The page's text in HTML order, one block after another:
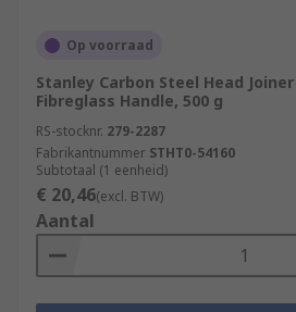
Op voorraad
Stanley Carbon Steel Head
Fibreglass Handle, 500 g
RS-stocknr. 279-2287
Fabrikantnummer STHT0-54160
Subtotaal (1 eenheid)
€ 20,46(excl. BTW)
Aantal